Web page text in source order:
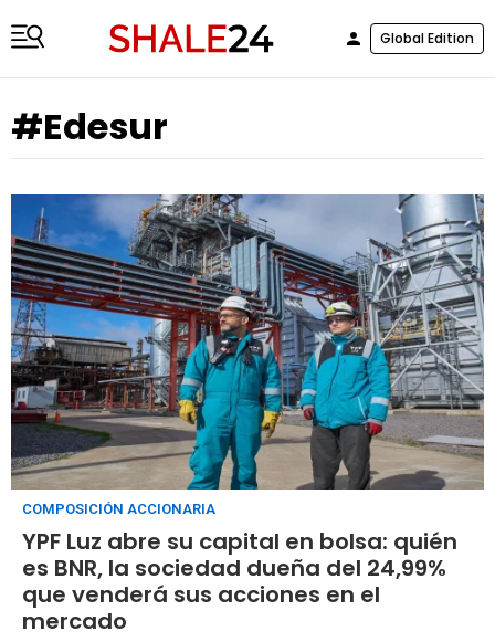
Global Edition
#Edesur
COMPOSICIÓN ACCIONARIA
YPF Luz abre su capital en bolsa: quién
es BNR, la sociedad dueña del 24,99%
que venderá sus acciones en el
mercado